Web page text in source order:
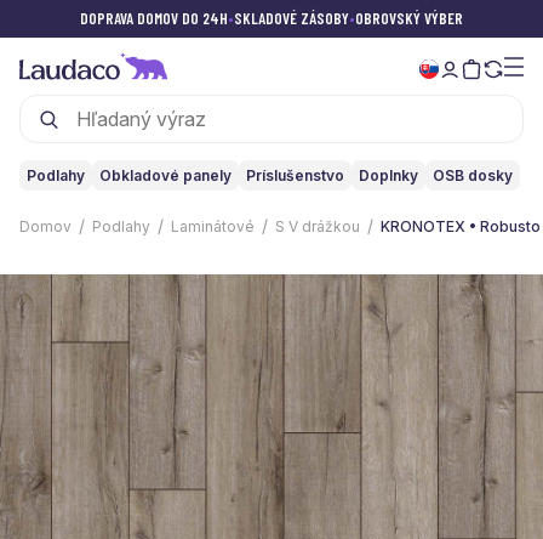
DOPRAVA DOMOV DO 24H•SKLADOVÉ ZÁSOBY•OBROVSKÝ VÝBER
Podlahy Obkladové panely Príslušenstvo Doplnky OSB dosky
Domov Podlahy Laminátové S V drážkou KRONOTEX •